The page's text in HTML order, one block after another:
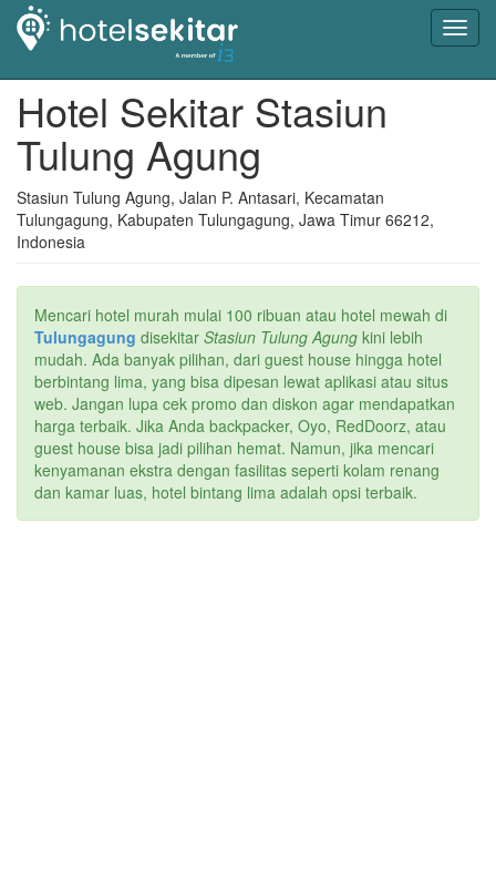
Hotel Sekitar Stasiun
Tulung Agung
Stasiun Tulung Agung, Jalan P. Antasari, Kecamatan
Tulungagung, Kabupaten Tulungagung, Jawa Timur 66212,
Indonesia
Mencari hotel murah mulai 100 ribuan atau hotel mewah di
Tulungagung disekitar Stasiun Tulung Agung kini lebih
mudah. Ada banyak pilihan, dari guest house hingga hotel
berbintang lima, yang bisa dipesan lewat aplikasi atau situs
web. Jangan lupa cek promo dan diskon agar mendapatkan
harga terbaik. Jika Anda backpacker, Oyo, RedDoorz, atau
guest house bisa jadi pilihan hemat. Namun, jika mencari
kenyamanan ekstra dengan fasilitas seperti kolam renang
dan kamar luas, hotel bintang lima adalah opsi terbaik.